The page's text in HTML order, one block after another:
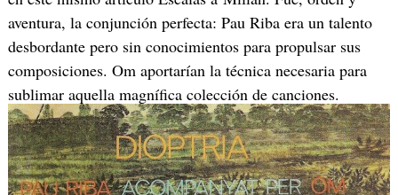
aventura, la conjunción perfecta: Pau Riba era un talento
desbordante pero sin conocimientos para propulsar sus
composiciones. Om aportarían la técnica necesaria para
sublimar aquella magnífica colección de canciones.